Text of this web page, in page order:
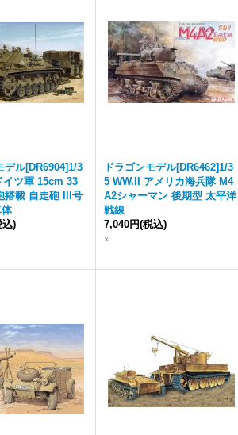
デル[DR6904]1/3
イツ軍 15cm 33
搭載 自走砲 III号
込)
ドラゴンモデル[DR6462]1/3
5 WW.II アメリカ海兵隊 M4
A2シャーマン 後期型 太平洋
戦線
7,040円(税込)
×